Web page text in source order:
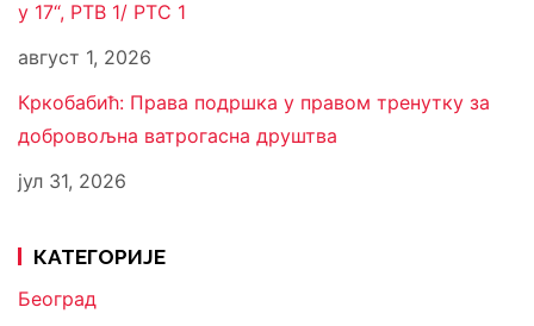
у 17“, РТВ 1/ РТС 1
август 1, 2026
Кркобабић: Права подршка у правом тренутку за
добровољна ватрогасна друштва
јул 31, 2026
КАТЕГОРИЈЕ
Београд